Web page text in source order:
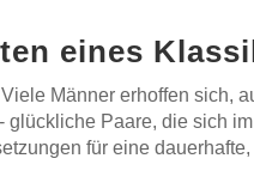
eines
Männer erhoffen sich,
Paare, die sich
für eine